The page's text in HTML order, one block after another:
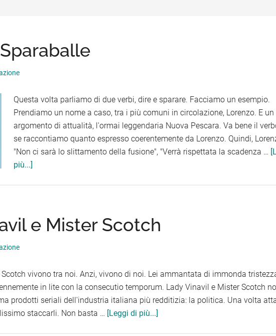
Questa volta parliamo di due verbi, dire e sparare. Facciamo un esempio.
Prendiamo un nome a caso, tra i più comuni in circolazione, Lorenzo. E un
argomento di attualità, l'ormai leggendaria Nuova Pescara. Va bene il
se raccontiamo quanto espresso coerentemente da Lorenzo. Quindi,
"Non ci sarà lo slittamento della fusione", "Verrà rispettata la scadenza …
più...]
e Mister Scotch
vivono tra noi. Anzi, vivono di noi. Lei ammantata di immonda
in lite con la consecutio temporum. Lady Vinavil e Mister Scotch
prodotti seriali dell'industria italiana più redditizia: la politica. Una volta
staccarli. Non basta … [Leggi di più...]